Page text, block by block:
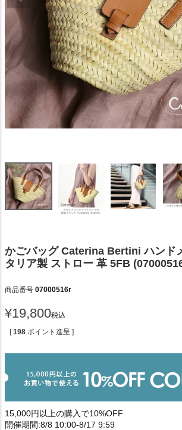
かごバッグ Caterina Bertini ハンド
タリア製 ストロー 革 5FB
商品番号 07000516r
¥19,800税込
[ 198 ポイント進呈 ]
15,000円以上の購入で10%OFF
開催期間:8/8 10:00-8/17 9:59